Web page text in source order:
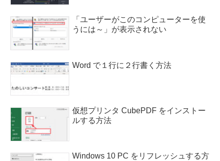
「ユーザーがこのコンピューターを使
うには～」が表示されない
Word で１行に２行書く方法
仮想プリンタ CubePDF をインストー
ルする方法
Windows 10 PC をリフレッシュする方